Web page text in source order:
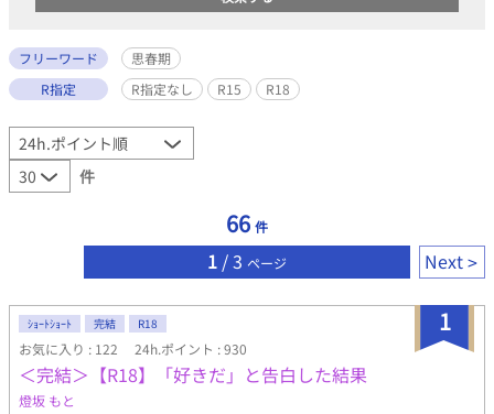
フリーワード
思春期
R指定
R指定なし R15 R18
件
66 件
1 / 3 ページ Next
1
ｼｮｰﾄｼｮｰﾄ 完結 R18
お気に入り : 122 24h.ポイント : 930
＜完結＞【R18】「好きだ」と告白した結果
燈坂 もと